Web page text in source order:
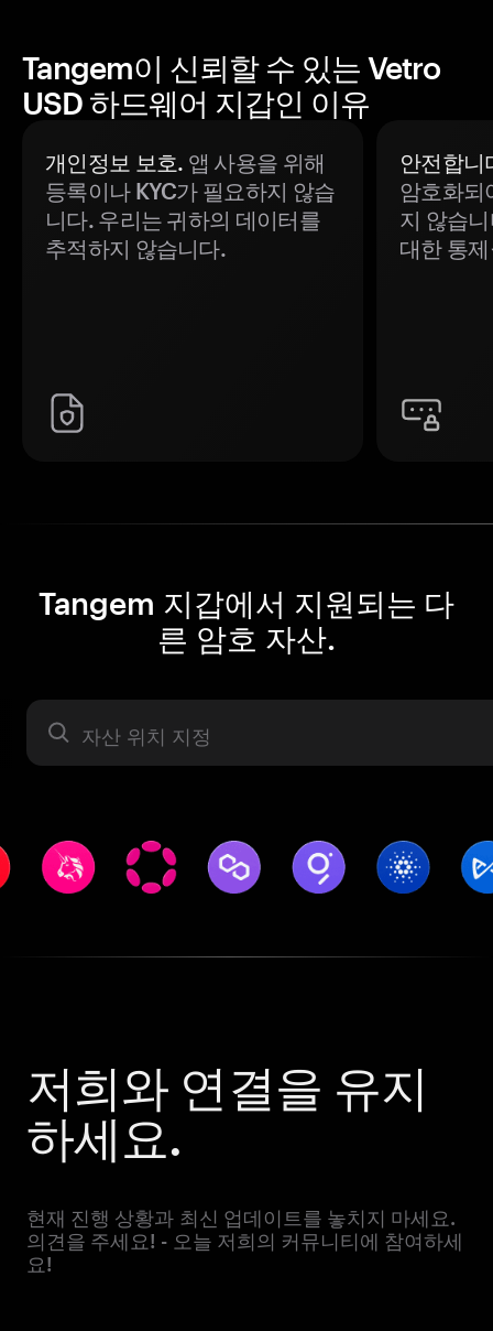
Tangem이 신뢰할 수 있는 Vetro
USD 하드웨어 지갑인 이유
개인정보 보호. 앱 사용을 위해
등록이나 KYC가 필요하지 않습
니다. 우리는 귀하의 데이터를
추적하지 않습니다.
안전합니
암호화되
지 않습
대한 통
Tangem 지갑에서 지원되는 다
른 암호 자산.
자산 라벨
저희와 연결을 유지
하세요.
현재 진행 상황과 최신 업데이트를 놓치지 마세요.
의견을 주세요! - 오늘 저희의 커뮤니티에 참여하세
요!